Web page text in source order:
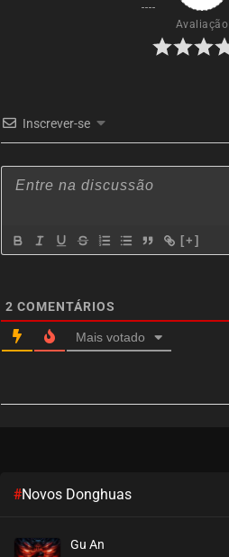
ASSISTIDO
Avaliação
Inscrever-se
[+]
2 COMENTÁRIOS
Mais votado
#Novos Donghuas
Gu An